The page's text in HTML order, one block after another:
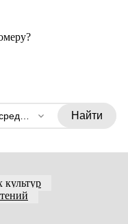
Томаты среднерослые Найти